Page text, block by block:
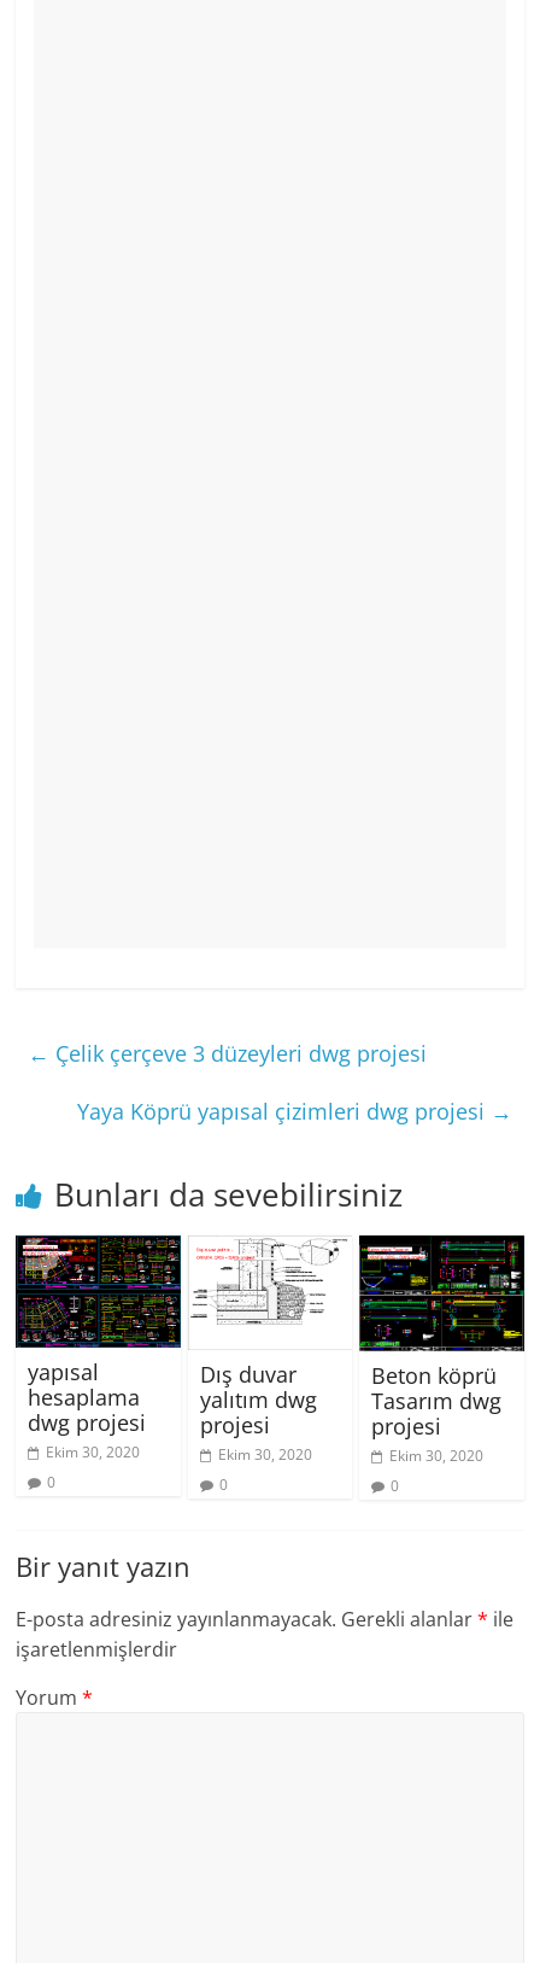
← Çelik çerçeve 3 düzeyleri dwg projesi
Yaya Köprü yapısal çizimleri dwg projesi →
Bunları da sevebilirsiniz
yapısal
hesaplama
dwg projesi
Ekim 30, 2020
0
Dış duvar
yalıtım dwg
projesi
Ekim 30, 2020
0
Beton köprü
Tasarım dwg
projesi
Ekim 30, 2020
0
Bir yanıt yazın
E-posta adresiniz yayınlanmayacak. Gerekli alanlar* ile
işaretlenmişlerdir
Yorum*